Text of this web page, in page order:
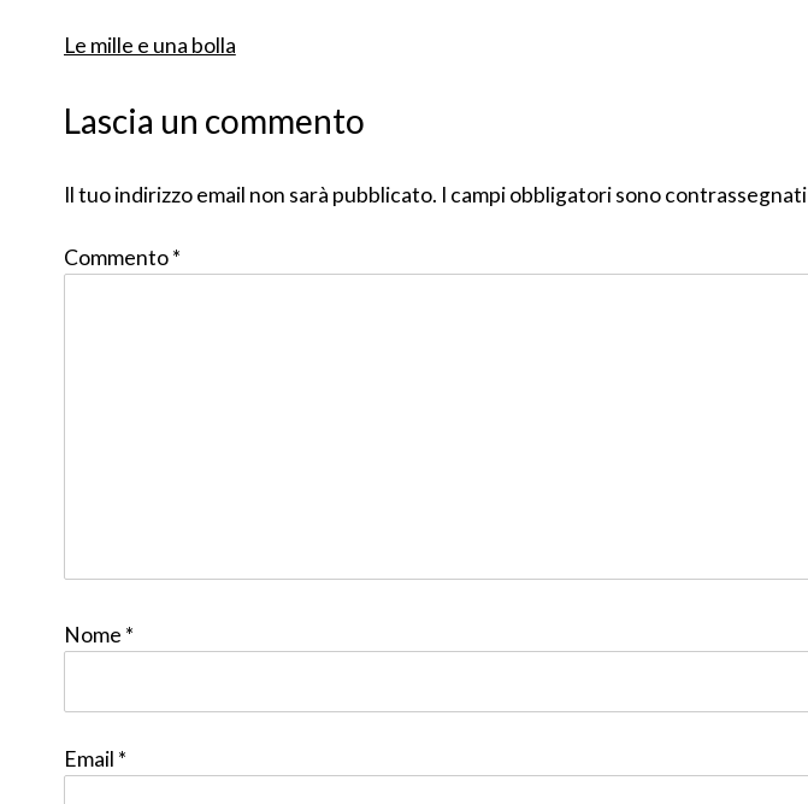
Navigazione
articoli
Le mille e una bolla
Lascia un commento
Il tuo indirizzo email non sarà pubblicato. I campi obbligatori sono contrassegnati
Commento*
Nome *
Email *